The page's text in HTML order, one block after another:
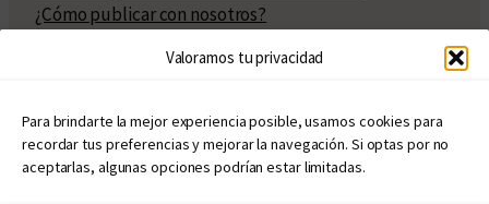
Valoramos tu privacidad
Para brindarte la mejor experiencia posible, usamos cookies para
recordar tus preferencias y mejorar la navegación. Si optas por no
aceptarlas, algunas opciones podrían estar limitadas.
¿Cómo publicar con nosotros?
Políticas de publicación
Políticas de coedición
Atribuciones